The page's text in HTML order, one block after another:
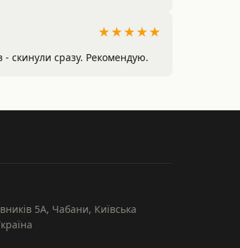
★★★★★
скинули сразу. Рекомендую.
5А, Чабани, Київська